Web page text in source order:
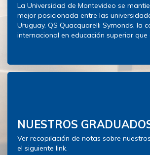
La Universidad de Montevideo se
mejor posicionada entre las
Uruguay. QS Quacquarelli Symonds, la
internacional en educación superior que
NUESTROS
Ver recopilación de notas sobre
el siguiente link.